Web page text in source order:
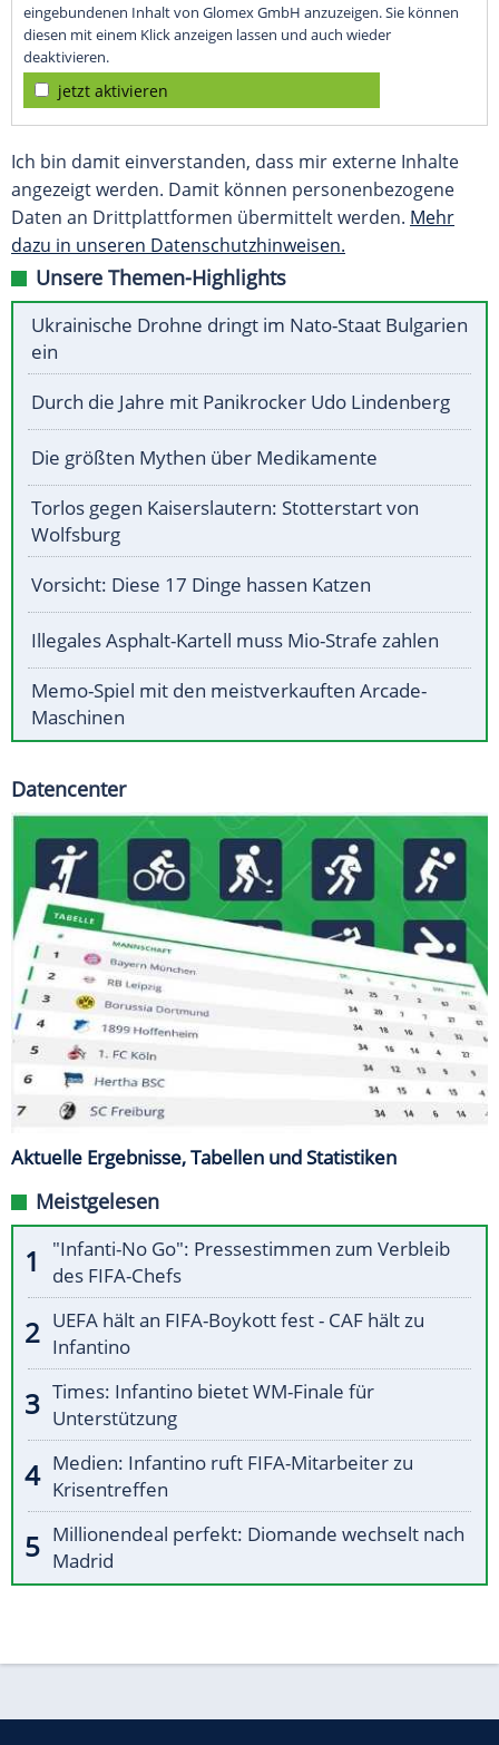
eingebundenen Inhalt von Glomex GmbH anzuzeigen. Sie können
diesen mit einem Klick anzeigen lassen und auch wieder
deaktivieren.
jetzt aktivieren
Ich bin damit einverstanden, dass mir externe Inhalte
angezeigt werden. Damit können personenbezogene
Daten an Drittplattformen übermittelt werden. Mehr
dazu in unseren Datenschutzhinweisen.
Unsere Themen-Highlights
Ukrainische Drohne dringt im Nato-Staat Bulgarien
ein
Durch die Jahre mit Panikrocker Udo Lindenberg
Die größten Mythen über Medikamente
Torlos gegen Kaiserslautern: Stotterstart von
Wolfsburg
Vorsicht: Diese 17 Dinge hassen Katzen
Illegales Asphalt-Kartell muss Mio-Strafe zahlen
Memo-Spiel mit den meistverkauften Arcade-
Maschinen
Datencenter
Aktuelle Ergebnisse, Tabellen und Statistiken
Meistgelesen
"Infanti-No Go": Pressestimmen zum Verbleib
des FIFA-Chefs
UEFA hält an FIFA-Boykott fest - CAF hält zu
Infantino
Times: Infantino bietet WM-Finale für
Unterstützung
Medien: Infantino ruft FIFA-Mitarbeiter zu
Krisentreffen
Millionendeal perfekt: Diomande wechselt nach
Madrid